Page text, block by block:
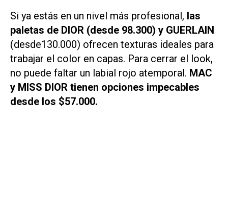
Si ya estás en un nivel más profesional, las
paletas de DIOR (desde 98.300) y GUERLAIN
(desde130.000) ofrecen texturas ideales para
trabajar el color en capas. Para cerrar el look,
no puede faltar un labial rojo atemporal. MAC
y MISS DIOR tienen opciones impecables
desde los $57.000.